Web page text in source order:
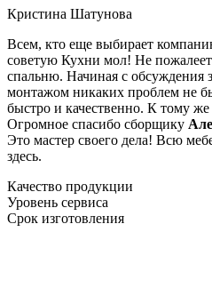
Кристина Шатунова
Всем, кто еще выбирает
советую Кухни мол! Не
спальню. Начиная с обсуждения
монтажом никаких проблем не
быстро и качественно. К тому
Огромное спасибо сборщику
Это мастер своего дела! Всю
здесь.
Качество продукции
Уровень сервиса
Срок изготовления